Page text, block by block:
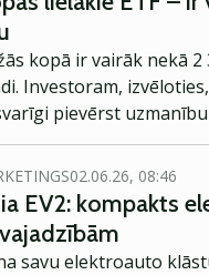
seko tas, ka tiek zīmēti
un
metālu deficīti
kopā ir vairāk nekā 2
Investoram,
pievērst
tāpēc noderīgs
Eiropas fondiem.
02.06.26, 08:46
EV2: kompakts
savu elektroauto